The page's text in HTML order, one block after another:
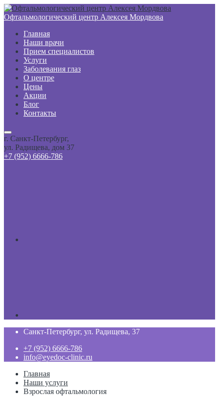
Офтальмологический центр Алексея Мордвова
Главная
Наши врачи
Прием специалистов
Услуги
Заболевания глаз
О центре
Цены
Акции
Блог
Контакты
г. Санкт-Петербург,
ул. Радищева, дом 37
+7 (952) 6666-786
Санкт-Петербург, ул. Радищева, 37
+7 (952) 6666-786
info@eyedoc-clinic.ru
Главная
Наши услуги
Взрослая офтальмология